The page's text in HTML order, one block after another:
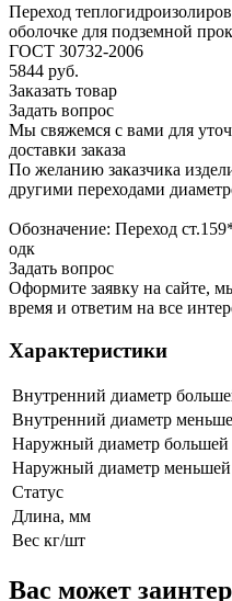
Переход
оболочке для подземной
ГОСТ 30732-2006
5844 руб.
Заказать товар
Задать вопрос
Мы свяжемся с вами для
доставки заказа
По желанию заказчика
другими переходами
Обозначение: Переход
одк
Задать вопрос
Оформите заявку на сайте,
время и ответим на все
Характеристики
Внутренний диаметр
Внутренний диаметр
Наружный диаметр
Наружный диаметр
Статус
Длина, мм
Вес кг/шт
Вас может